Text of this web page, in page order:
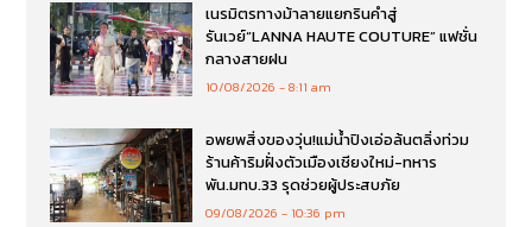
เนรมิตรทางม้าลายแยกรินคำสู่
รันเวย์“LANNA HAUTE COUTURE” แฟชั่น
กลางสายฝน
10/08/2026 8:11 am
อพยพสิ่งของวุ่น!แม่น้ำปิงเอ่อล้นตลิ่งท่วม
ร้านค้าริมฝั่งตัวเมืองเชียงใหม่-ทหาร
พัน.มทบ.33 รุดช่วยผู้ประสบภัย
09/08/2026 10:36 pm